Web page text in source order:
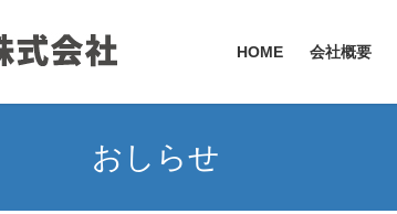
HOME 会社概要
おしらせ